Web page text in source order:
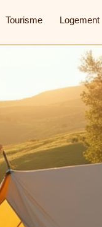
Tourisme Logement